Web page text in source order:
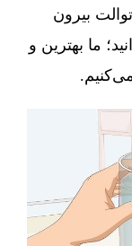
بیرون
ما بهترین و